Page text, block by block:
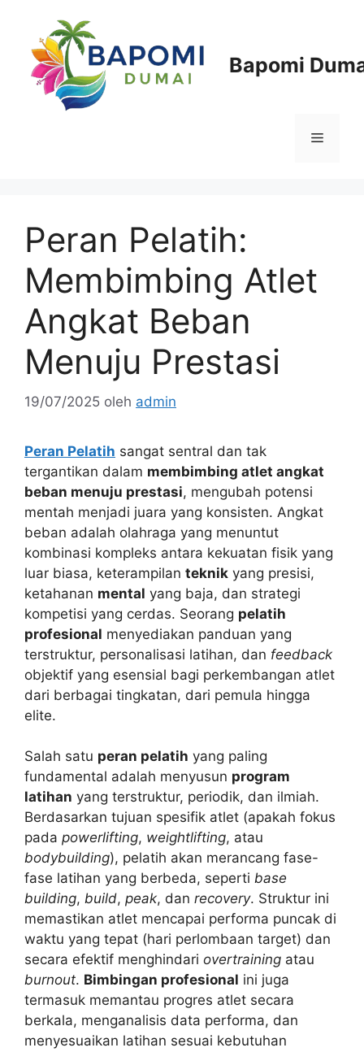
Bapomi
Menu
Peran Pelatih:
Membimbing Atlet
Angkat Beban
Menuju Prestasi
19/07/2025 oleh admin
Peran Pelatih sangat sentral dan tak
tergantikan dalam membimbing atlet angkat
beban menuju prestasi, mengubah potensi
mentah menjadi juara yang konsisten. Angkat
beban adalah olahraga yang menuntut
kombinasi kompleks antara kekuatan fisik yang
luar biasa, keterampilan teknik yang presisi,
ketahanan mental yang baja, dan strategi
kompetisi yang cerdas. Seorang pelatih
profesional menyediakan panduan yang
terstruktur, personalisasi latihan, dan feedback
objektif yang esensial bagi perkembangan atlet
dari berbagai tingkatan, dari pemula hingga
elite.
Salah satu peran pelatih yang paling
fundamental adalah menyusun program
latihan yang terstruktur, periodik, dan ilmiah.
Berdasarkan tujuan spesifik atlet (apakah fokus
pada powerlifting, weightlifting, atau
bodybuilding), pelatih akan merancang fase-
fase latihan yang berbeda, seperti base
building, build, peak, dan recovery. Struktur ini
memastikan atlet mencapai performa puncak di
waktu yang tepat (hari perlombaan target) dan
secara efektif menghindari overtraining atau
burnout. Bimbingan profesional ini juga
termasuk memantau progres atlet secara
berkala, menganalisis data performa, dan
menyesuaikan latihan sesuai kebutuhan